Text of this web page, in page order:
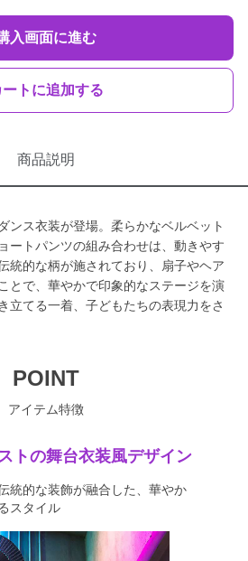
入画面に進む
ートに追加する
商品説明
ンス衣装が登場。柔らかなベルベット
ートパンツの組み合わせは、動きやす
統的な柄が施されており、扇子やヘア
とで、華やかで印象的なステージを演
立てる一着、子どもたちの表現力をさ
POINT
アイテム特徴
トの舞台衣装風デザイン
統的な装飾が融合した、華やか
スタイル